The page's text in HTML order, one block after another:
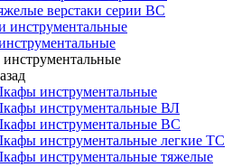
верстаки серии ВС
инструментальные
инструментальные
инструментальные ВЛ
инструментальные ВС
инструментальные легкие ТС
инструментальные тяжелые